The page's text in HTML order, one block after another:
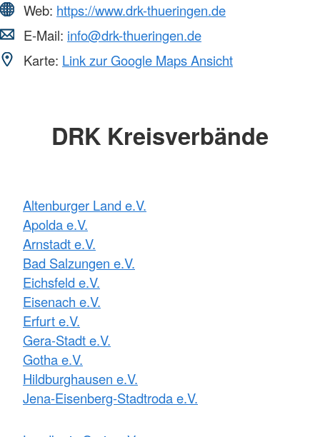
Web: https://www.drk-thueringen.de
E-Mail: info@drk-thueringen.de
Karte: Link zur Google Maps Ansicht
DRK Kreisverbände
Altenburger Land e.V.
Apolda e.V.
Arnstadt e.V.
Bad Salzungen e.V.
Eichsfeld e.V.
Eisenach e.V.
Erfurt e.V.
Gera-Stadt e.V.
Gotha e.V.
Hildburghausen e.V.
Jena-Eisenberg-Stadtroda e.V.